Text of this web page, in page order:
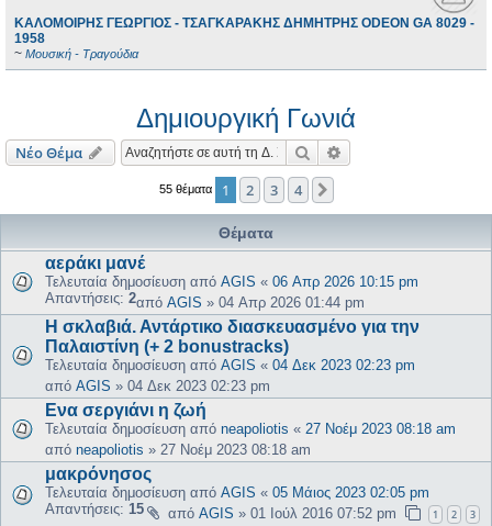
ΚΑΛΟΜΟΙΡΗΣ ΓΕΩΡΓΙΟΣ - ΤΣΑΓΚΑΡΑΚΗΣ ΔΗΜΗΤΡΗΣ ODEON GA 8029 -
1958
~ Μουσική - Τραγούδια
Δημιουργική Γωνιά
Νέο Θέμα Αναζήτηση
55 θέματα 1 2 3 4
Θέματα
αεράκι μανέ
Τελευταία δημοσίευση από AGIS « 06 Απρ 2026 10:15 pm
Απαντήσεις: 2από AGIS » 04 Απρ 2026 01:44 pm
Η σκλαβιά. Αντάρτικο διασκευασμένο για την
Παλαιστίνη (+ 2 bonustracks)
Τελευταία δημοσίευση από AGIS « 04 Δεκ 2023 02:23 pm
από AGIS » 04 Δεκ 2023 02:23 pm
Ενα σεργιάνι η ζωή
Τελευταία δημοσίευση από neapoliotis « 27 Νοέμ 2023 08:18 am
από neapoliotis » 27 Νοέμ 2023 08:18 am
μακρόνησος
Τελευταία δημοσίευση από AGIS « 05 Μάιος 2023 02:05 pm
Απαντήσεις: 15 από AGIS » 01 Ιούλ 2016 07:52 pm 1 2 3